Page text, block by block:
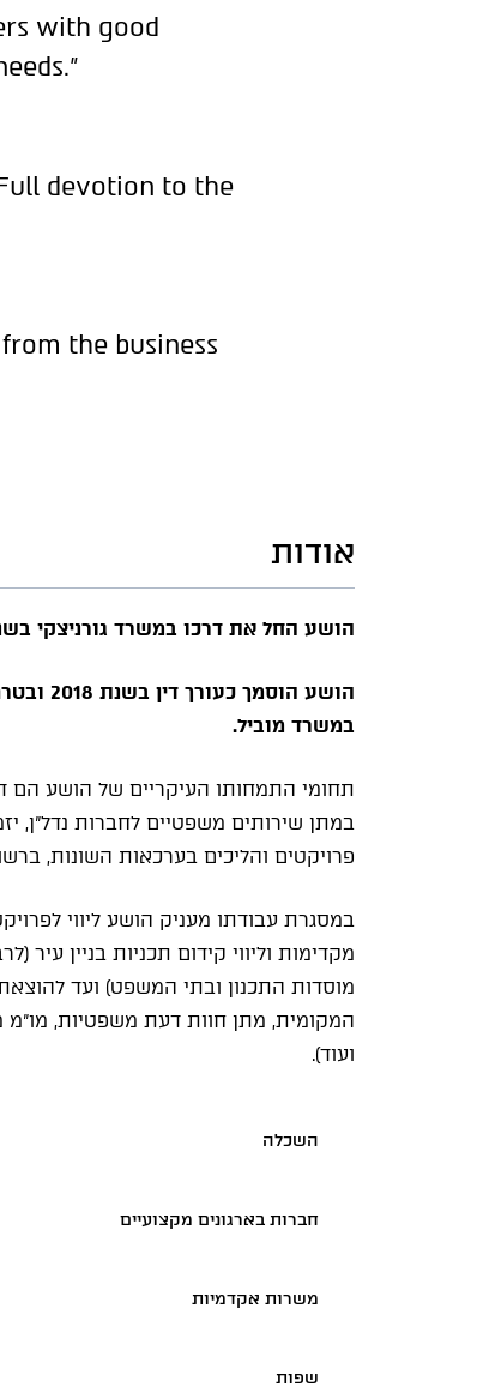
with good
devotion to the
the business
אודות
הושע החל את דרכו במשרד גורניצקי בשנת
הושע
במשרד מוביל.
תחומי התמחותו העיקריים של הושע הם
במתן שירותים משפטיים לחברות נדל"ן,
פרויקטים והליכים בערכאות השונות,
במסגרת עבודתו מעניק הושע ליווי
מקדימות וליווי קידום תכניות בניין עיר
מוסדות התכנון ובתי המשפט) ועד להוצאת
המקומית, מתן חוות דעת משפטיות, מו"מ
ועוד).
השכלה
חברות בארגונים מקצועיים
משרות אקדמיות
שפות